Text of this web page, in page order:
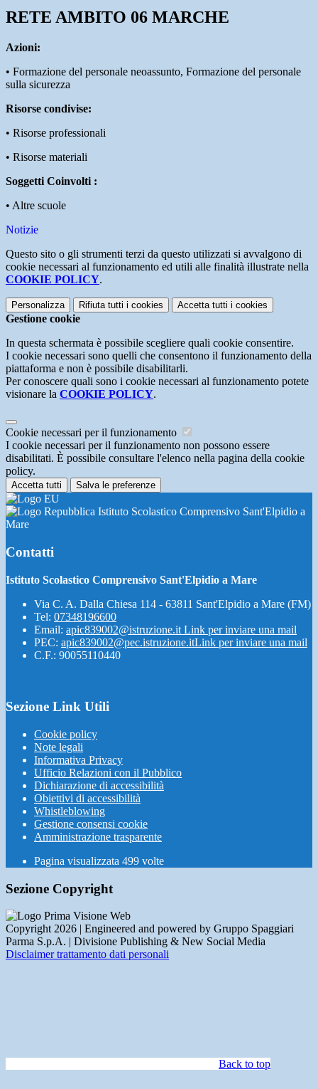
RETE AMBITO 06 MARCHE
Azioni:
• Formazione del personale neoassunto, Formazione del personale
sulla sicurezza
Risorse condivise:
• Risorse professionali
• Risorse materiali
Soggetti Coinvolti :
• Altre scuole
Notizie
Questo sito o gli strumenti terzi da questo utilizzati si avvalgono di
cookie necessari al funzionamento ed utili alle finalità illustrate nella
COOKIE POLICY.
Personalizza Rifiuta tutti i cookies Accetta tutti i cookies
Gestione cookie
In questa schermata è possibile scegliere quali cookie consentire.
I cookie necessari sono quelli che consentono il funzionamento della
piattaforma e non è possibile disabilitarli.
Per conoscere quali sono i cookie necessari al funzionamento potete
visionare la COOKIE POLICY.
Cookie necessari per il funzionamento
I cookie necessari per il funzionamento non possono essere
disabilitati. È possibile consultare l'elenco nella pagina della cookie
policy.
Accetta tutti Salva le preferenze
Istituto Scolastico Comprensivo Sant'Elpidio a
Mare
Contatti
Istituto Scolastico Comprensivo Sant'Elpidio a Mare
Via C. A. Dalla Chiesa 114 - 63811 Sant'Elpidio a Mare (FM)
Tel: 07348196600
Email: apic839002@istruzione.it Link per inviare una mail
PEC: apic839002@pec.istruzione.itLink per inviare una mail
C.F.: 90055110440
Sezione Link Utili
Cookie policy
Note legali
Informativa Privacy
Ufficio Relazioni con il Pubblico
Dichiarazione di accessibilità
Obiettivi di accessibilità
Whistleblowing
Gestione consensi cookie
Amministrazione trasparente
Pagina visualizzata 499 volte
Sezione Copyright
Copyright 2026 | Engineered and powered by Gruppo Spaggiari
Parma S.p.A. | Divisione Publishing & New Social Media
Disclaimer trattamento dati personali
Back to top